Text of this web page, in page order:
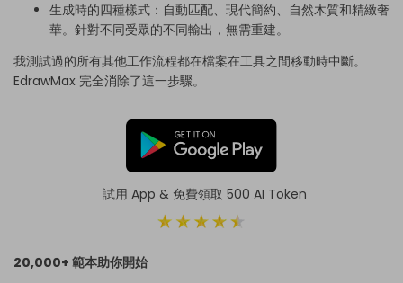
生成時的四種樣式：自動匹配、現代簡約、自然木質和精緻奢
華。針對不同受眾的不同輸出，無需重建。
我測試過的所有其他工作流程都在檔案在工具之間移動時中斷。
EdrawMax 完全消除了這一步驟。
試用 App & 免費領取 500 AI Token
20,000+ 範本助你開始